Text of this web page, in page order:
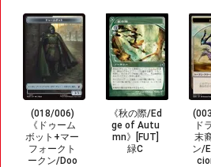
(018/006)
《ドゥーム
ボット+マー
フォークト
ークン/Doo
《秋の際/Ed
ge of Autu
mn》[FUT]
緑C
ド
末
ン/